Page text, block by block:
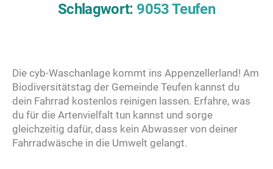
Schlagwort: 9053 Teufen
Die cyb-Waschanlage kommt ins Appenzellerland! Am
Biodiversitätstag der Gemeinde Teufen kannst du
dein Fahrrad kostenlos reinigen lassen. Erfahre, was
du für die Artenvielfalt tun kannst und sorge
gleichzeitig dafür, dass kein Abwasser von deiner
Fahrradwäsche in die Umwelt gelangt.